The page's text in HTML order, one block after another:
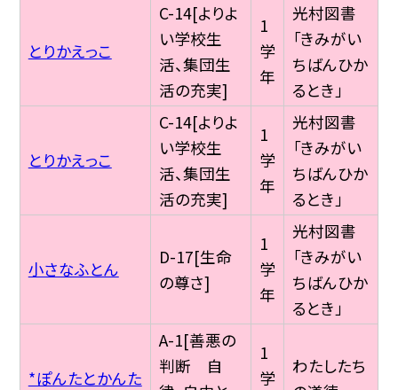
とりかえっこ
C-14[よりよ
い学校生
活、集団生
活の充実]
1
学
年
光村図書
「きみがい
ちばんひか
るとき」
とりかえっこ
C-14[よりよ
い学校生
活、集団生
活の充実]
1
学
年
光村図書
「きみがい
ちばんひか
るとき」
小さなふとん
D-17[生命
の尊さ]
1
学
年
光村図書
「きみがい
ちばんひか
るとき」
*ぽんたとかんた
A-1[善悪の
判断 自
1
学
わたしたち